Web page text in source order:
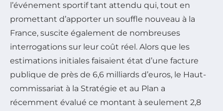
l’événement sportif tant attendu qui, tout en
promettant d’apporter un souffle nouveau à la
France, suscite également de nombreuses
interrogations sur leur coût réel. Alors que les
estimations initiales faisaient état d’une facture
publique de près de 6,6 milliards d’euros, le Haut-
commissariat à la Stratégie et au Plan a
récemment évalué ce montant à seulement 2,8